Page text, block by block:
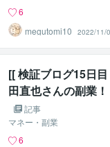
6
megutomi10
2022/11/
[[ 検証ブログ15日
田直也さんの副業！
記事
マネー・副業
6